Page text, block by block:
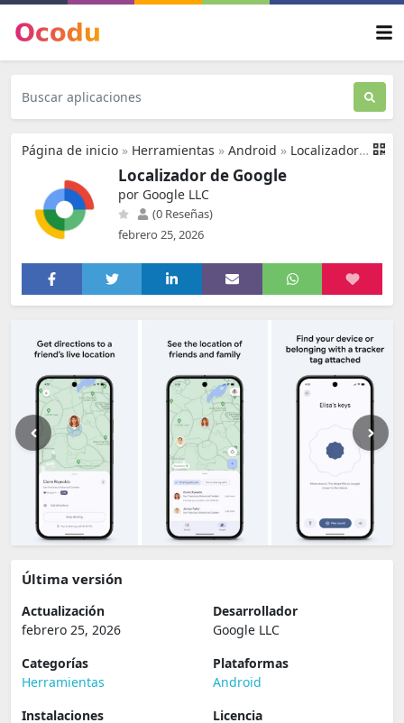
Página de inicio » Herramientas » Android » Localizador de Google
Localizador de Google
por Google LLC
(0 Reseñas)
febrero 25, 2026
Última versión
Actualización
febrero 25, 2026
Desarrollador
Google LLC
Categorías
Herramientas
Plataformas
Android
Instalaciones
Licencia